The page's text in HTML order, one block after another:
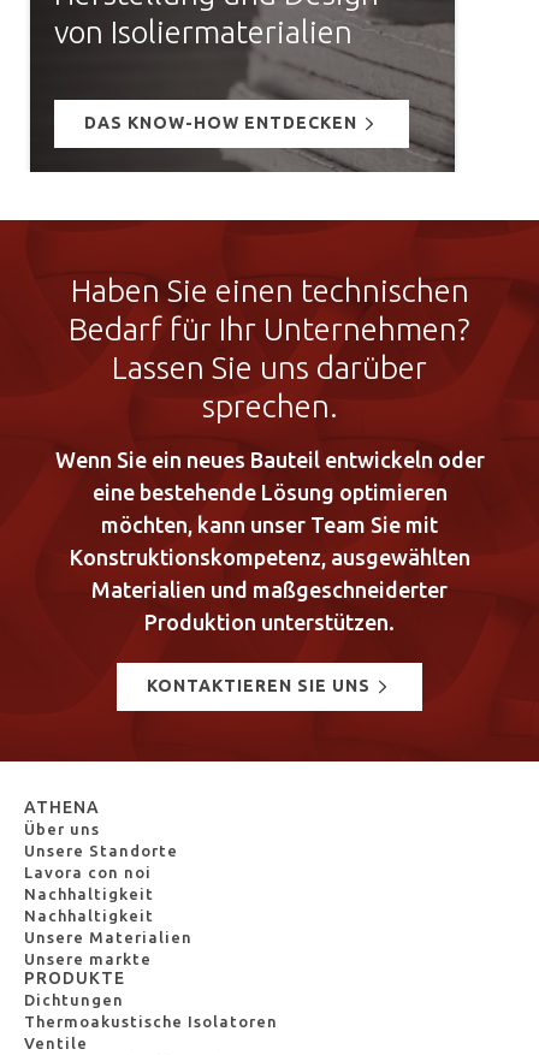
von Isoliermaterialien
DAS KNOW-HOW ENTDECKEN
Haben Sie einen technischen
Bedarf für Ihr Unternehmen?
Lassen Sie uns darüber
sprechen.
Wenn Sie ein neues Bauteil entwickeln oder
eine bestehende Lösung optimieren
möchten, kann unser Team Sie mit
Konstruktionskompetenz, ausgewählten
Materialien und maßgeschneiderter
Produktion unterstützen.
KONTAKTIEREN SIE UNS
ATHENA
Über uns
Unsere Standorte
Lavora con noi
Nachhaltigkeit
Nachhaltigkeit
Unsere Materialien
Unsere markte
PRODUKTE
Dichtungen
Thermoakustische Isolatoren
Ventile